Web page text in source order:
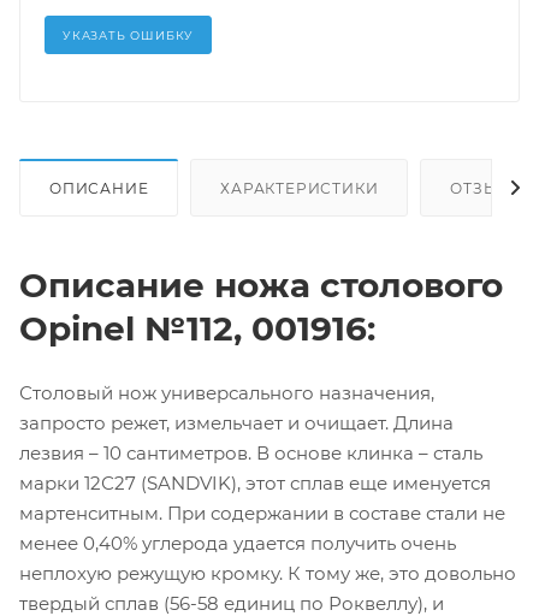
УКАЗАТЬ ОШИБКУ
ОПИСАНИЕ ХАРАКТЕРИСТИКИ ОТЗЫВЫ
Описание ножа столового
Opinel №112, 001916:
Столовый нож универсального назначения,
запросто режет, измельчает и очищает. Длина
лезвия – 10 сантиметров. В основе клинка – сталь
марки 12С27 (SANDVIK), этот сплав еще именуется
мартенситным. При содержании в составе стали не
менее 0,40% углерода удается получить очень
неплохую режущую кромку. К тому же, это довольно
твердый сплав (56-58 единиц по Роквеллу), и